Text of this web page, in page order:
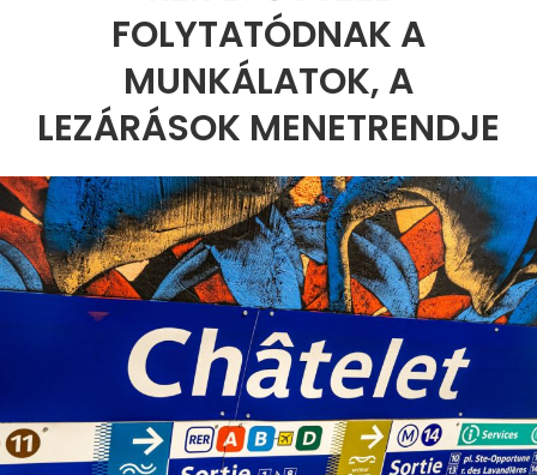
FOLYTATÓDNAK A
MUNKÁLATOK, A
LEZÁRÁSOK MENETRENDJE